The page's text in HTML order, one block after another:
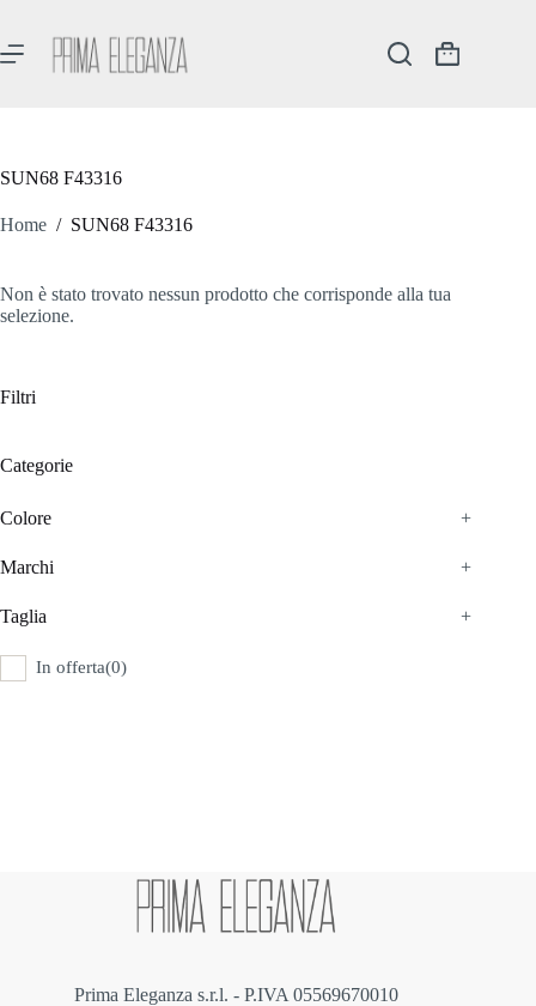
contenuto
Carrello
SUN68 F43316
Home / SUN68 F43316
Non è stato trovato nessun prodotto che corrisponde alla tua
selezione.
Filtri
Categorie
Colore +
Marchi +
Taglia +
In offerta(0)
Prima Eleganza s.r.l. - P.IVA 05569670010